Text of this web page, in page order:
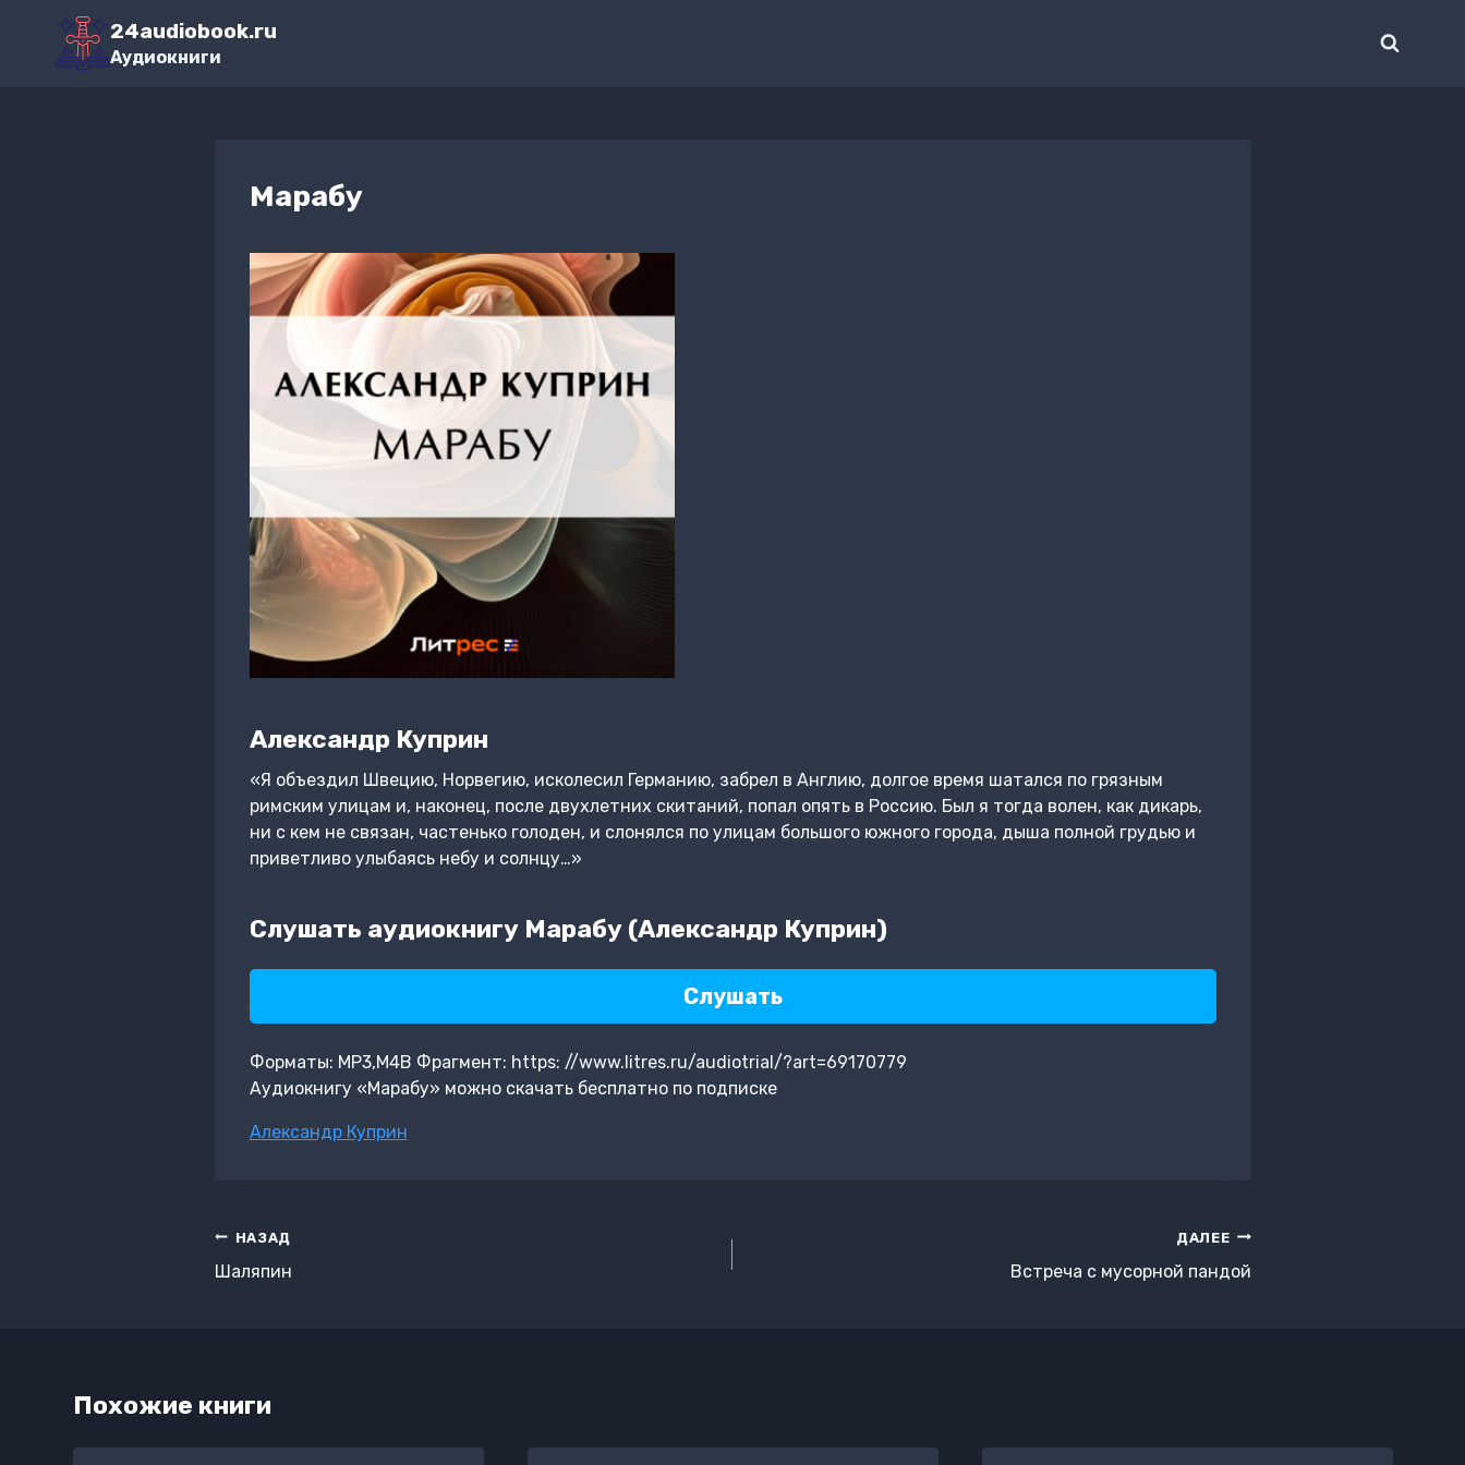
Перейти
содержимому
24audiobook.ru
Аудиокниги
Марабу
Александр Куприн
«Я объездил Швецию, Норвегию, исколесил Германию, забрел в Англию, долгое время шатался по грязным
римским улицам и, наконец, после двухлетних скитаний, попал опять в Россию. Был я тогда волен, как дикарь,
ни с кем не связан, частенько голоден, и слонялся по улицам большого южного города, дыша полной грудью и
приветливо улыбаясь небу и солнцу…»
Слушать аудиокнигу Марабу (Александр Куприн)
Слушать
Форматы: MP3,M4B Фрагмент: https: //www.litres.ru/audiotrial/?art=69170779
Аудиокнигу «Марабу» можно скачать бесплатно по подписке
Метки
Александр Куприн
Навигация
по
НАЗАД
Шаляпин
ДАЛЕЕ
Встреча с мусорной пандой
Похожие книги